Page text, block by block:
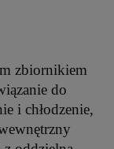
zbiornikiem
do
i chłodzenie,